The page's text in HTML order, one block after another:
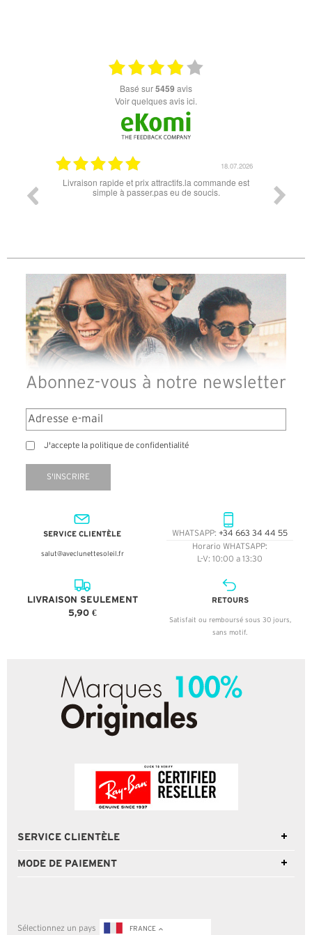
basé sur5459 avis
Voir quelques avis ici.
06.07.2026
Super lunette merci pour les lunettes pour l'éclipse
Abonnez-vous à notre newsletter
J'accepte la politique de confidentialité
S'INSCRIRE
SERVICE CLIENTÈLE
salut@aveclunettesoleil.fr
WHATSAPP: +34 663 34 44 55
Horario WHATSAPP:
L-V: 10:00 a 13:30
LIVRAISON SEULEMENT
5,90 €
RETOURS
Satisfait ou remboursé sous 30 jours,
sans motif.
SERVICE CLIENTÈLE
MODE DE PAIEMENT
Sélectionnez un pays FRANCE